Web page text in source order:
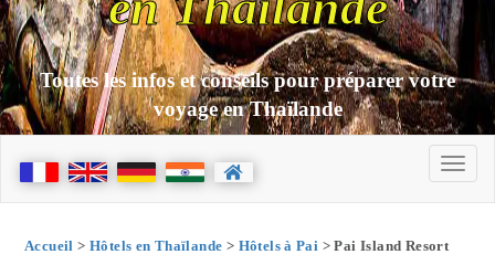
Toutes les infos et conseils pour préparer votre
voyage en Thaïlande
Accueil > Hôtels en Thaïlande > Hôtels à Pai > Pai Island Resort